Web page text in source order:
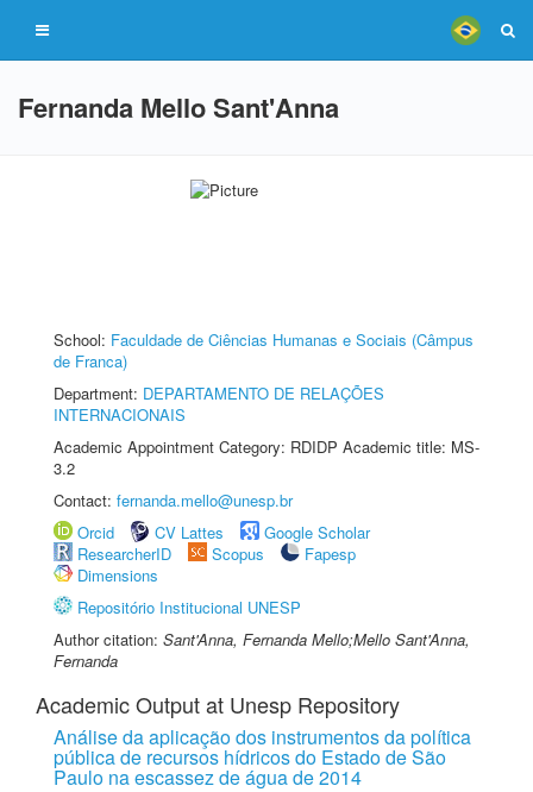
Fernanda Mello Sant'Anna
School: Faculdade de Ciências Humanas e Sociais (Câmpus
de Franca)
Department: DEPARTAMENTO DE RELAÇÕES
INTERNACIONAIS
Academic Appointment Category: RDIDP Academic title: MS-
3.2
Contact: fernanda.mello@unesp.br
Orcid
CV Lattes
Google Scholar
ResearcherID
Scopus
Fapesp
Dimensions
Repositório Institucional UNESP
Author citation: Sant'Anna, Fernanda Mello;Mello Sant'Anna,
Fernanda
Academic Output at Unesp Repository
Análise da aplicação dos instrumentos da política
pública de recursos hídricos do Estado de São
Paulo na escassez de água de 2014